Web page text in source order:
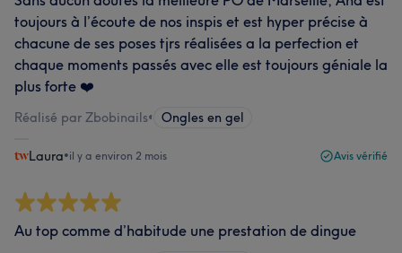
toujours à l’écoute de nos inspis et est hyper précise à
chacune de ses poses tjrs réalisées a la perfection et
chaque moments passés avec elle est toujours géniale la
plus forte ❤️
Réalisé par Zbobinails• Ongles en gel
Laura•il y a environ 2 mois Avis vérifié
Au top comme d’habitude une prestation de dingue